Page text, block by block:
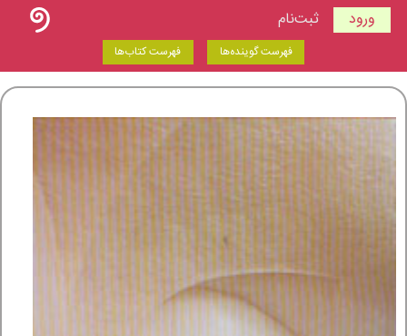
ورود ثبت‌نام
فهرست گوینده‌ها فهرست کتاب‌ها